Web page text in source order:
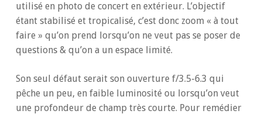
utilisé en photo de concert en extérieur. L’objectif
étant stabilisé et tropicalisé, c’est donc zoom « à tout
faire » qu’on prend lorsqu’on ne veut pas se poser de
questions & qu’on a un espace limité.
Son seul défaut serait son ouverture f/3.5-6.3 qui
pêche un peu, en faible luminosité ou lorsqu’on veut
une profondeur de champ très courte. Pour remédier